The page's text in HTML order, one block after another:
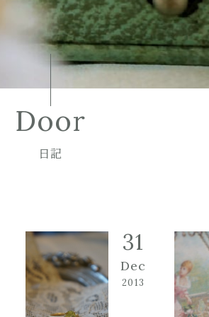
Door
日記
31
Dec
2013